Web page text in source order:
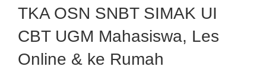
TKA OSN SNBT SIMAK UI
CBT UGM Mahasiswa, Les
Online & ke Rumah